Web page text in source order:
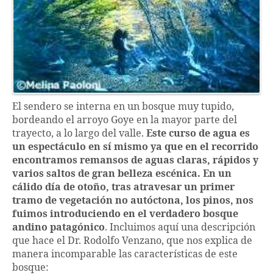
El sendero se interna en un bosque muy tupido,
bordeando el arroyo Goye en la mayor parte del
trayecto, a lo largo del valle. Este curso de agua es
un espectáculo en sí mismo ya que en el recorrido
encontramos remansos de aguas claras, rápidos y
varios saltos de gran belleza escénica. En un
cálido día de otoño, tras atravesar un primer
tramo de vegetación no autóctona, los pinos, nos
fuimos introduciendo en el verdadero bosque
andino patagónico. Incluimos aquí una descripción
que hace el Dr. Rodolfo Venzano, que nos explica de
manera incomparable las características de este
bosque: